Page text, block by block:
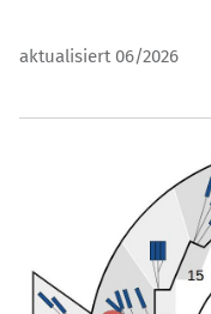
aktualisiert 06/2026